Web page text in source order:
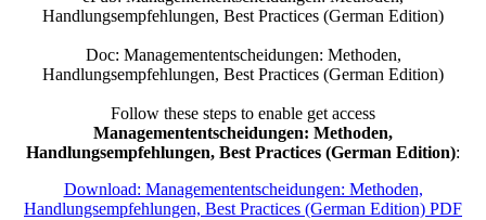
Handlungsempfehlungen, Best Practices (German Edition)
Doc: Managemententscheidungen: Methoden,
Handlungsempfehlungen, Best Practices (German Edition)
Follow these steps to enable get access
Managemententscheidungen: Methoden,
Handlungsempfehlungen, Best Practices (German Edition):
Download: Managemententscheidungen: Methoden,
Handlungsempfehlungen, Best Practices (German Edition) PDF